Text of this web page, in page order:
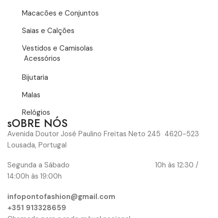
Macacões e Conjuntos
Saias e Calções
Vestidos e Camisolas
Acessórios
Bijutaria
Malas
Relógios
sOBRE NÓS
Avenida Doutor José Paulino Freitas Neto 245 4620-523
Lousada, Portugal
Segunda a Sábado 10h às 12:30 /
14:00h às 19:00h
infopontofashion@gmail.com
+351 913328659